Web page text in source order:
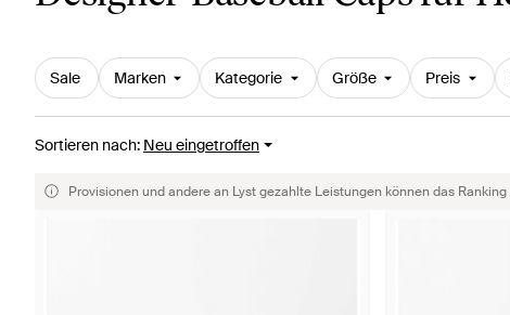
Sale Marken Kategorie Größe Preis
Sortieren nach: Neu eingetroffen
Provisionen und andere an Lyst gezahlte Leistungen können das